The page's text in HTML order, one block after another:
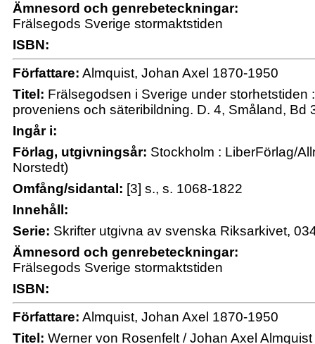
Ämnesord och genrebeteckningar:
Frälsegods Sverige stormaktstiden
ISBN:
Författare: Almquist, Johan Axel 1870-1950
Titel: Frälsegodsen i Sverige under storhetstiden
proveniens och säteribildning. D. 4, Småland, Bd
Ingår i:
Förlag, utgivningsår: Stockholm : LiberFörlag/
Norstedt)
Omfång/sidantal: [3] s., s. 1068-1822
Innehåll:
Serie: Skrifter utgivna av svenska Riksarkivet,
Ämnesord och genrebeteckningar:
Frälsegods Sverige stormaktstiden
ISBN:
Författare: Almquist, Johan Axel 1870-1950
Titel: Werner von Rosenfelt / Johan Axel Almquist